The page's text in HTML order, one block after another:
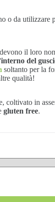
o da utilizzare
il loro
del
soltanto per la
qualità!
coltivato in
gluten free.